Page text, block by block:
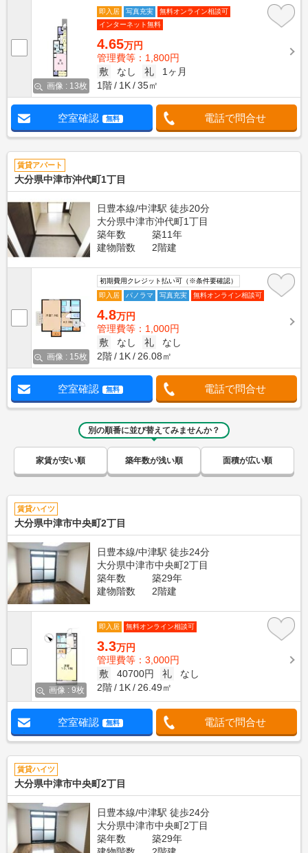
画像 : 13枚
即入居 写真充実
無料オンライン相談可
インターネット無料
4.65万円
管理費等：1,800円
敷
なし 礼
1ヶ月
1階
1K 35㎡
空室確認 無料 電話で問合せ
賃貸アパート
大分県中津市沖代町1丁目
日豊本線/中津駅 徒歩20分
大分県中津市沖代町1丁目
築年数
築11年
建物階数
2階建
画像 : 15枚
初期費用クレジット払い可（※条件要確認）
即入居
パノラマ 写真充実 無料オンライン相談可
4.8万円
管理費等：1,000円
敷
なし 礼
なし
2階
1K 26.08㎡
空室確認 無料 電話で問合せ
別の順番に並び替えてみませんか？
家賃が安い順 築年数が浅い順 面積が広い順
賃貸ハイツ
大分県中津市中央町2丁目
日豊本線/中津駅 徒歩24分
大分県中津市中央町2丁目
築年数
築29年
建物階数
2階建
画像 : 9枚
即入居 無料オンライン相談可
3.3万円
管理費等：3,000円
敷
40700円 礼
なし
2階
1K 26.49㎡
空室確認 無料 電話で問合せ
賃貸ハイツ
大分県中津市中央町2丁目
日豊本線/中津駅 徒歩24分
大分県中津市中央町2丁目
築年数
築29年